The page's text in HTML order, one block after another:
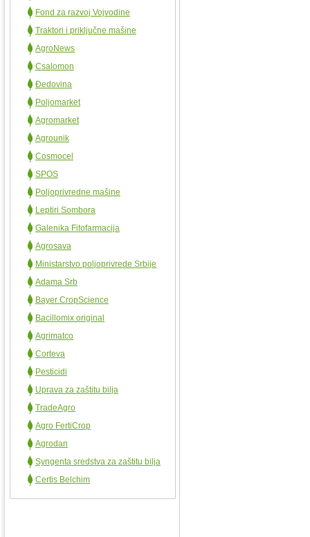
Fond za razvoj Vojvodine
Traktori i priključne mašine
AgroNews
Csalomon
Đedovina
Poljomarket
Agromarket
Agrounik
Cosmocel
SPOS
Poljoprivredne mašine
Leptiri Sombora
Galenika Fitofarmacija
Agrosava
Ministarstvo poljoprivrede Srbije
Adama Srb
Bayer CropScience
Bacillomix original
Agrimatco
Corteva
Pesticidi
Uprava za zaštitu bilja
TradeAgro
Agro FertiCrop
Agrodan
Syngenta sredstva za zaštitu bilja
Certis Belchim